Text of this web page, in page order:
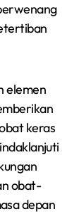
elemen
keras
obat-
depan